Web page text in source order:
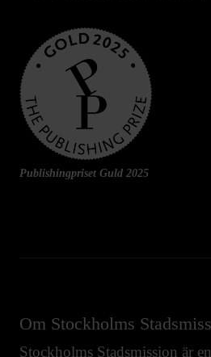
Publishingpriset Guld 2025
Om Stockholms
Stockholms Stadsmission är